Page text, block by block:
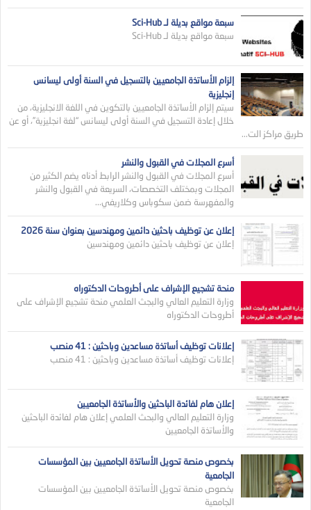
سبعة مواقع بديلة لـ Sci-Hub
سبعة مواقع بديلة لـ Sci-Hub
إلزام الأساتذة الجامعيين بالتسجيل في السنة أولى ليسانس
إنجليزية
سيتم إلزام الأساتذة الجامعيين بالتكوين في اللغة الانجليزية، من
خلال إعادة التسجيل في السنة أولى ليسانس “لغة انجليزية”، أو عن
طريق مراكز الت...
أسرع المجلات في القبول والنشر
أسرع المجلات في القبول والنشر الرابط أدناه يضم الكثير من
المجلات وبمختلف التخصصات، السريعة في القبول والنشر
والمفهرسة ضمن سكوباس وكلاريفي...
إعلان عن توظيف باحثين دائمين ومهندسين بعنوان سنة 2026
إعلان عن توظيف باحثين دائمين ومهندسين
منحة تشجيع الإشراف على أطروحات الدكتوراه
وزارة التعليم العالي والبجث العلمي منحة تشجيع الإشراف على
أطروحات الدكتوراه
إعلانات توظيف أساتذة مساعدين وباحثين : 41 منصب
إعلانات توظيف أساتذة مساعدين وباحثين : 41 منصب
إعلان هام لفائدة الباحثين والأساتذة الجامعيين
وزارة التعليم العالي والبحث العلمي إعلان هام لفائدة الباحثين
والأساتذة الجامعيين
بخصوص منصة تحويل الأساتذة الجامعيين بين المؤسسات
الجامعية
بخصوص منصة تحويل الأساتذة الجامعيين بين المؤسسات
الجامعية